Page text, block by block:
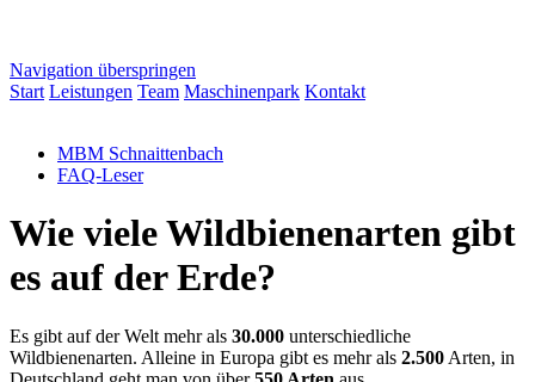
Navigation überspringen
Start Leistungen Team Maschinenpark Kontakt
MBM Schnaittenbach
FAQ-Leser
Wie viele Wildbienenarten gibt
es auf der Erde?
Es gibt auf der Welt mehr als 30.000 unterschiedliche
Wildbienenarten. Alleine in Europa gibt es mehr als 2.500 Arten, in